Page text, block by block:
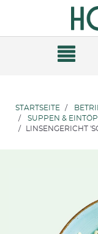
Navigationsmenü
STARTSEITE
SUPPEN &
LINSENGERICHT